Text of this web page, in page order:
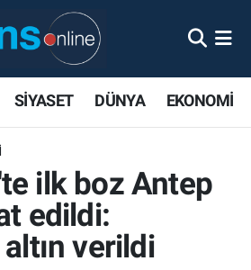
SİYASET DÜNYA EKONOMİ
ilk boz Antep
edildi:
verildi